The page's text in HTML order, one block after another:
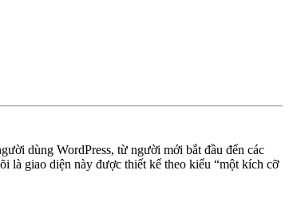
dùng WordPress, từ người mới bắt đầu đến các
là giao diện này được thiết kế theo kiểu “một kích cỡ